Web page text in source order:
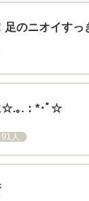
足のニオイす
☆.｡.：*･ﾟ☆
人